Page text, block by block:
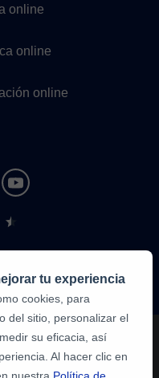
online
online
online
de
tu experiencia
cookies, para
del sitio, personalizar el
su eficacia, así
Al hacer clic en